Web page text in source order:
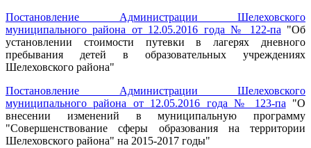
Постановление Администрации Шелеховского
муниципального района от 12.05.2016 года № 122-па "Об
установлении стоимости путевки в лагерях дневного
пребывания детей в образовательных учреждениях
Шелеховского района"
Постановление Администрации Шелеховского
муниципального района от 12.05.2016 года № 123-па "О
внесении изменений в муниципальную программу
"Совершенствование сферы образования на территории
Шелеховского района" на 2015-2017 годы"